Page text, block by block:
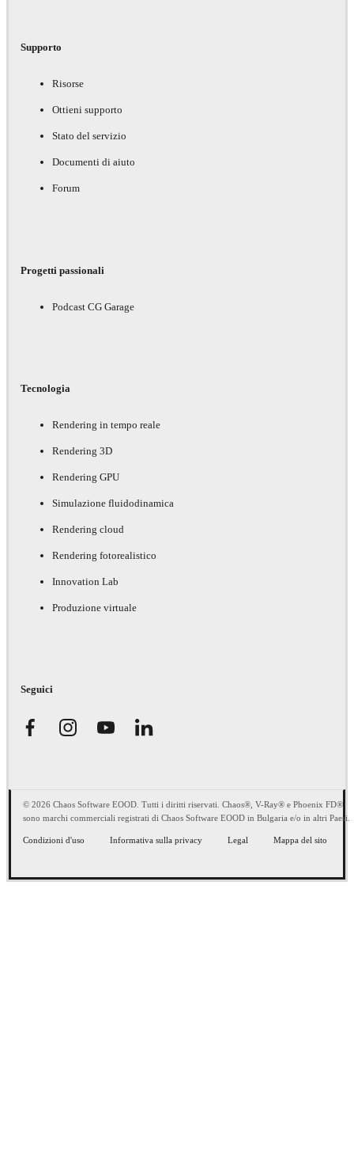
Supporto
Risorse
Ottieni supporto
Stato del servizio
Documenti di aiuto
Forum
Progetti passionali
Podcast CG Garage
Tecnologia
Rendering in tempo reale
Rendering 3D
Rendering GPU
Simulazione fluidodinamica
Rendering cloud
Rendering fotorealistico
Innovation Lab
Produzione virtuale
Seguici
© 2026 Chaos Software EOOD. Tutti i diritti riservati. Chaos®, V-Ray® e Phoenix FD®
sono marchi commerciali registrati di Chaos Software EOOD in Bulgaria e/o in altri Paesi.
Condizioni d'uso Informativa sulla privacy Legal Mappa del sito